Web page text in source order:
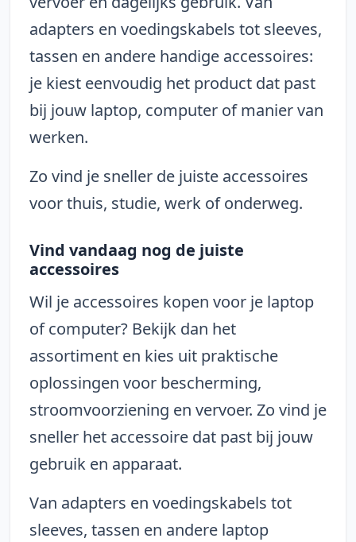
adapters en voedingskabels tot sleeves,
tassen en andere handige accessoires:
je kiest eenvoudig het product dat past
bij jouw laptop, computer of manier van
werken.
Zo vind je sneller de juiste accessoires
voor thuis, studie, werk of onderweg.
Vind vandaag nog de juiste
accessoires
Wil je accessoires kopen voor je laptop
of computer? Bekijk dan het
assortiment en kies uit praktische
oplossingen voor bescherming,
stroomvoorziening en vervoer. Zo vind je
sneller het accessoire dat past bij jouw
gebruik en apparaat.
Van adapters en voedingskabels tot
sleeves, tassen en andere laptop